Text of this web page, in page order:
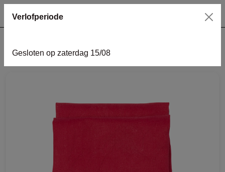
home tafelgerei Servet rood
Verlofperiode
Gesloten op zaterdag 15/08